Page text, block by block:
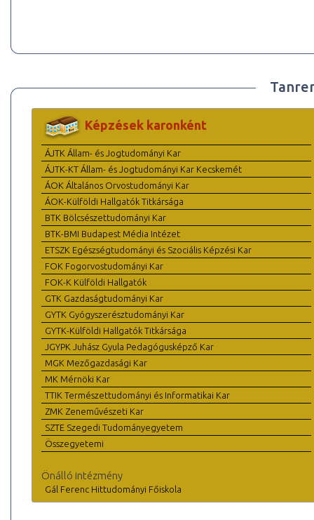
Képzések karonként
ÁJTK Állam- és Jogtudományi Kar
ÁJTK-KT Állam- és Jogtudományi Kar Kecskemét
ÁOK Általános Orvostudományi Kar
ÁOK-Külföldi Hallgatók Titkársága
BTK Bölcsészettudományi Kar
BTK-BMI Budapest Média Intézet
ETSZK Egészségtudományi és Szociális Képzési Kar
FOK Fogorvostudományi Kar
FOK-K Külföldi Hallgatók
GTK Gazdaságtudományi Kar
GYTK Gyógyszerésztudományi Kar
GYTK-Külföldi Hallgatók Titkársága
JGYPK Juhász Gyula Pedagógusképző Kar
MGK Mezőgazdasági Kar
MK Mérnöki Kar
TTIK Természettudományi és Informatikai Kar
ZMK Zeneművészeti Kar
SZTE Szegedi Tudományegyetem
Összegyetemi
Önálló intézmény
Gál Ferenc Hittudományi Főiskola